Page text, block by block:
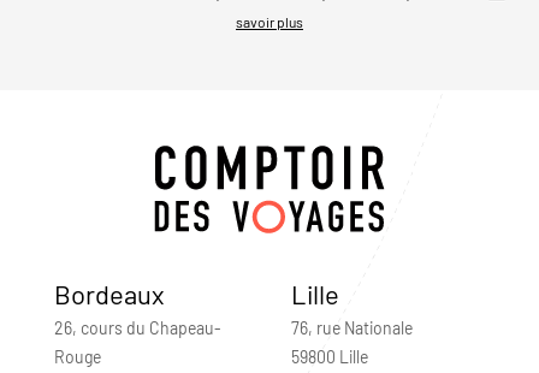
savoir plus
Bordeaux
26, cours du Chapeau-
Rouge
Lille
76, rue Nationale
59800 Lille